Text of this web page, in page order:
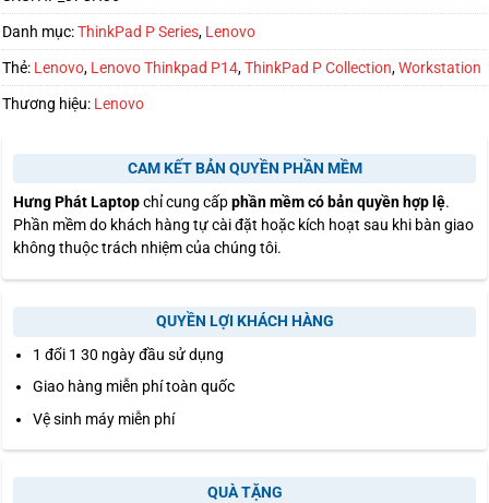
Danh mục:ThinkPad P Series, Lenovo
Thẻ: Lenovo, Lenovo Thinkpad P14,ThinkPad P Collection,Workstation
Thương hiệu: Lenovo
CAM KẾT BẢN QUYỀN PHẦN MỀM
Hưng Phát Laptopchỉ cung cấpphần mềm có bản quyền hợp lệ.
Phần mềm do khách hàng tự cài đặt hoặc kích hoạt sau khi bàn giao
không thuộc trách nhiệm của chúng tôi.
QUYỀN LỢI KHÁCH HÀNG
1 đổi 1 30 ngày đầu sử dụng
Giao hàng miễn phí toàn quốc
Vệ sinh máy miễn phí
QUÀ TẶNG